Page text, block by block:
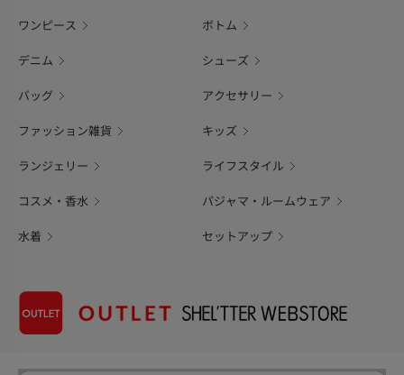
ワンピース ボトム
デニム シューズ
バッグ アクセサリー
ファッション雑貨 キッズ
ランジェリー ライフスタイル
コスメ・香水 パジャマ・ルームウェア
水着 セットアップ